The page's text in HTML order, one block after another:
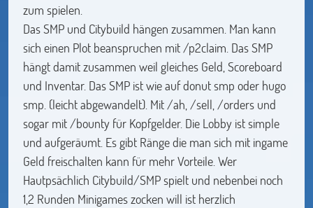
zum spielen.
Das SMP und Citybuild hängen zusammen. Man kann
sich einen Plot beanspruchen mit /p2claim. Das SMP
hängt damit zusammen weil gleiches Geld, Scoreboard
und Inventar. Das SMP ist wie auf donut smp oder hugo
smp. (leicht abgewandelt). Mit /ah, /sell, /orders und
sogar mit /bounty für Kopfgelder. Die Lobby ist simple
und aufgeräumt. Es gibt Ränge die man sich mit ingame
Geld freischalten kann für mehr Vorteile. Wer
Hautpsächlich Citybuild/SMP spielt und nebenbei noch
1,2 Runden Minigames zocken will ist herzlich